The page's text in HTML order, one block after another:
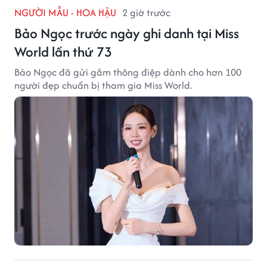
NGƯỜI MẪU - HOA HẬU 2 giờ trước
Bảo Ngọc trước ngày ghi danh tại Miss
World lần thứ 73
Bảo Ngọc đã gửi gắm thông điệp dành cho hơn 100
người đẹp chuẩn bị tham gia Miss World.